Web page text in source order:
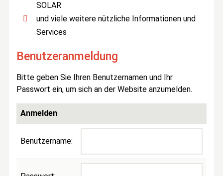
SOLAR
und viele weitere nützliche Informationen und
Services
Benutzeranmeldung
Bitte geben Sie Ihren Benutzernamen und Ihr
Passwort ein, um sich an der Website anzumelden.
Anmelden
Benutzername: